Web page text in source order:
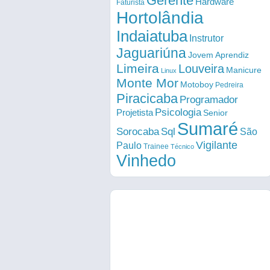
Faturista
Hortolândia
Indaiatuba Instrutor
Jaguariúna Jovem Aprendiz
Limeira Linux Louveira Manicure
Monte Mor Motoboy Pedreira
Piracicaba Programador
Projetista PsicologiaSenior
Sorocaba Sql Sumaré São
Paulo Trainee Técnico Vigilante
Vinhedo